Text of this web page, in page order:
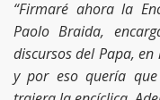
“Firmaré ahora la
Paolo Braida,
discursos del Papa,
y por eso quería